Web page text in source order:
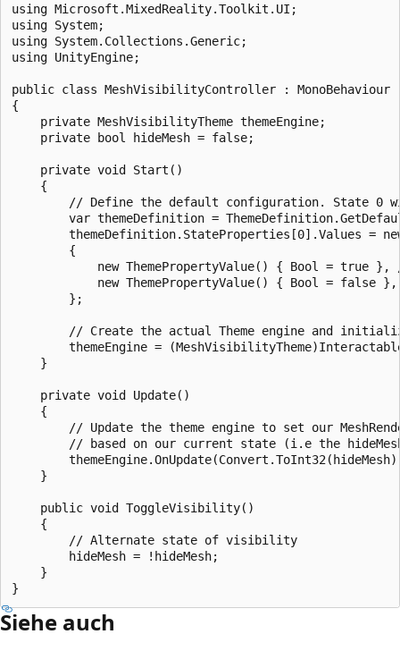
using Microsoft.MixedReality.Toolkit.UI;
using System;
using System.Collections.Generic;
using UnityEngine;
public class MeshVisibilityController : MonoBehaviour
{
    private MeshVisibilityTheme themeEngine;
    private bool hideMesh = false;
    private void Start()
    {
// Define the default configuration. State 0
var themeDefinition =
themeDefinition.StateProperties[0].Values =
        {
new ThemePropertyValue() { Bool = true },
new ThemePropertyValue() { Bool = false
        };
// Create the actual Theme engine and
themeEngine =
    }
    private void Update()
    {
// Update the theme engine to set our
// based on our current state (i.e the
    }
    public void ToggleVisibility()
    {
        // Alternate state of visibility
        hideMesh = !hideMesh;
    }
Siehe auch